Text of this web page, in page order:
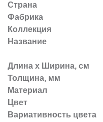
Страна
Фабрика
Коллекция
Название
Длина х Ширина, см
Толщина, мм
Материал
Цвет
Вариативность цвета